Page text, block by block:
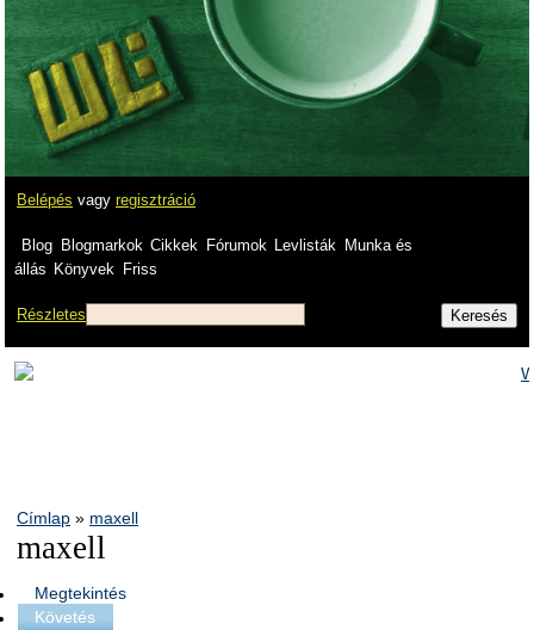
Belépés vagy regisztráció
Blog Blogmarkok Cikkek Fórumok Levlisták
Munka és
állás Könyvek Friss
Részletes
Címlap » maxell
maxell
Megtekintés
Követés